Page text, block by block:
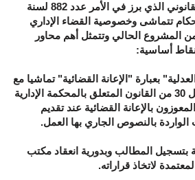
ترتبت عن بعض الفراغ القانوني الذي برز في الأمر عدد 882 لسنة
أحكام تتماشى وخصوصية القضاء الإداري
المشروع الحالي وتتمثل أهم محاور
بعبارة "الإعانة القضائية" تماشيا مع
المصطلح المعتمد بالفصل 30 من القانون المتعلق بالمحكمة الإدارية
بالإعانة القضائية عند تقديم
بالنصوص الجاري بها العمل.
بتسجيل المطالب وبدورية انعقاد مكتب
لاتخاذ قراراته.